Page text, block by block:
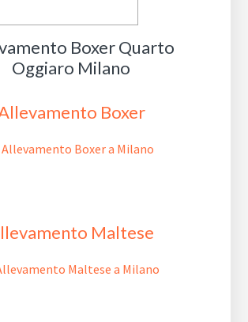
Boxer Quarto
Oggiaro Milano
Boxer
Maltese